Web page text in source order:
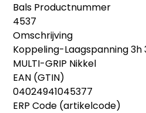
Bals Productnummer
4537
Omschrijving
Koppeling-Laagspanning 3h
MULTI-GRIP Nikkel
EAN (GTIN)
04024941045377
ERP Code (artikelcode)